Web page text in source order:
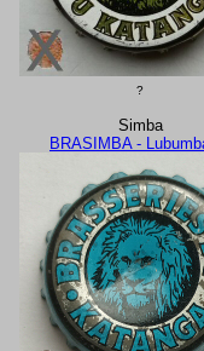
?
Simba
BRASIMBA -